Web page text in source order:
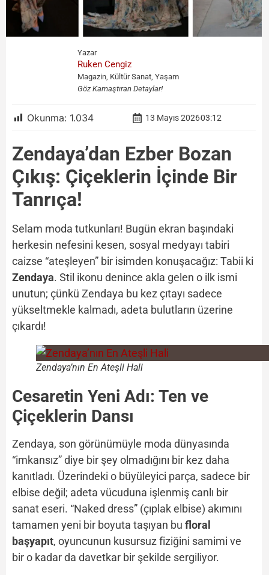
Yazar
Ruken Cengiz
Magazin, Kültür Sanat, Yaşam
Göz Kamaştıran Detaylar!
Okunma: 1.034 13 Mayıs 202603:12
Zendaya’dan Ezber Bozan
Çıkış: Çiçeklerin İçinde Bir
Tanrıça!
Selam moda tutkunları! Bugün ekran başındaki
herkesin nefesini kesen, sosyal medyayı tabiri
caizse “ateşleyen” bir isimden konuşacağız: Tabii ki
Zendaya. Stil ikonu denince akla gelen o ilk ismi
unutun; çünkü Zendaya bu kez çıtayı sadece
yükseltmekle kalmadı, adeta bulutların üzerine
çıkardı!
Zendaya’nın En Ateşli Hali
Cesaretin Yeni Adı: Ten ve
Çiçeklerin Dansı
Zendaya, son görünümüyle moda dünyasında
“imkansız” diye bir şey olmadığını bir kez daha
kanıtladı. Üzerindeki o büyüleyici parça, sadece bir
elbise değil; adeta vücuduna işlenmiş canlı bir
sanat eseri. “Naked dress” (çıplak elbise) akımını
tamamen yeni bir boyuta taşıyan bu floral
başyapıt, oyuncunun kusursuz fiziğini samimi ve
bir o kadar da davetkar bir şekilde sergiliyor.